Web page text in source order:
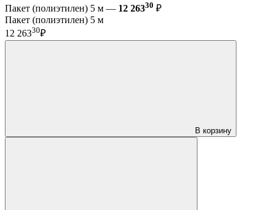
Пакет (полиэтилен) 5 м — 12 26330 ₽
Пакет (полиэтилен) 5 м
12 26330₽
В корзину